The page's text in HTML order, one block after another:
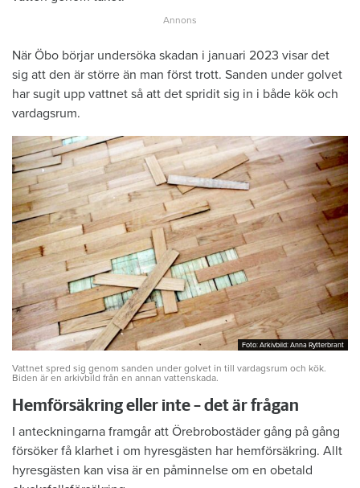
När Öbo börjar undersöka skadan i januari 2023 visar det
sig att den är större än man först trott. Sanden under golvet
har sugit upp vattnet så att det spridit sig in i både kök och
vardagsrum.
Foto: Arkivbild: Anna Rytterbrant
Foto: Arkivbild: Anna Rytterbrant
Vattnet spred sig genom sanden under golvet in till vardagsrum och kök.
Biden är en arkivbild från en annan vattenskada.
Hemförsäkring eller inte – det är frågan
I anteckningarna framgår att Örebrobostäder gång på gång
försöker få klarhet i om hyresgästen har hemförsäkring. Allt
hyresgästen kan visa är en påminnelse om en obetald